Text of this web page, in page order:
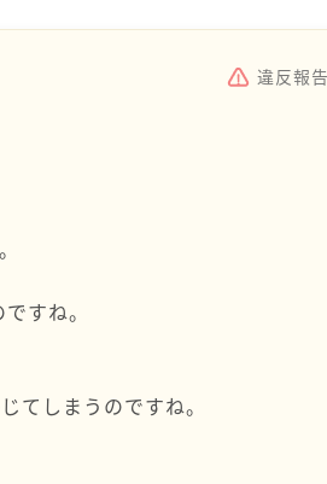
違反報告
すね。
てしまうのですね。